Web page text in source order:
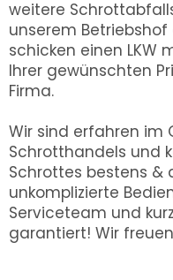
weitere
unserem
schicken einen LKW
Ihrer gewünschten
Firma.
Wir sind erfahren im
Schrotthandels und
Schrottes bestens &
unkomplizierte
Serviceteam und
garantiert! Wir